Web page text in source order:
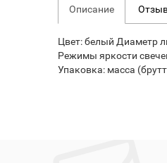
Описание
Цвет: белый Диаметр
Режимы яркости
Упаковка: масса